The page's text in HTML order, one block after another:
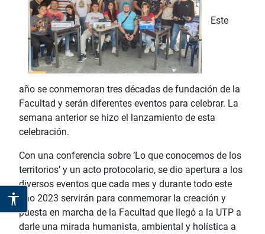
Este
año se conmemoran tres décadas de fundación de la
Facultad y serán diferentes eventos para celebrar. La
semana anterior se hizo el lanzamiento de esta
celebración.
Con una conferencia sobre ‘Lo que conocemos de los
territorios’ y un acto protocolario, se dio apertura a los
diversos eventos que cada mes y durante todo este
año 2023 servirán para conmemorar la creación y
puesta en marcha de la Facultad que llegó a la UTP a
darle una mirada humanista, ambiental y holística a